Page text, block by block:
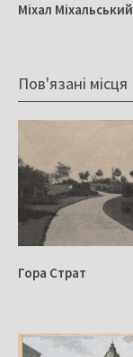
Міхал Міхальський
Пов'язані місця
Гора Страт